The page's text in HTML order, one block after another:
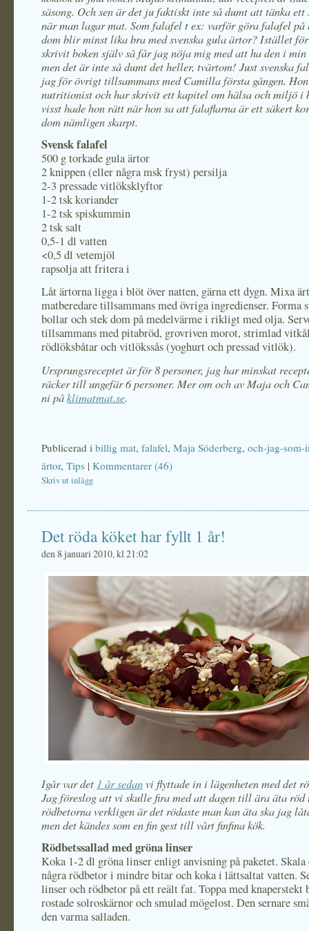
säsong. Och sen är det ju faktiskt inte så dumt att tänka ett
när man lagar mat. Som falafel t ex: varför göra falafel
dom blir minst lika bra med svenska gula ärtor? Istället
skrivit boken själv så får jag nöja mig med att ha den i
men det är inte så dumt det heller, tvärtom! Just svenska
jag för övrigt tillsammans med Camilla första gången.
nutritionist och har skrivit ett kapitel om hälsa och miljö i
visst hade hon rätt när hon sa att falaflarna är ett säkert
dom nämligen skarpt.
Svensk falafel
500 g torkade gula ärtor
2 knippen (eller några msk fryst) persilja
2-3 pressade vitlöksklyftor
1-2 tsk koriander
1-2 tsk spiskummin
2 tsk salt
0,5-1 dl vatten
<0,5 dl vetemjöl
rapsolja att fritera i
Låt ärtorna ligga i blöt över natten, gärna ett dygn. Mixa
matberedare tillsammans med övriga ingredienser. Forma
bollar och stek dom på medelvärme i rikligt med olja.
tillsammans med pitabröd, grovriven morot, strimlad
rödlöksbåtar och vitlökssås (yoghurt och pressad vitlök).
Ursprungsreceptet är för 8 personer, jag har minskat
räcker till ungefär 6 personer. Mer om och av Maja och
nipåklimatmat.se.
Publicerad i billig mat, falafel, Maja Söderberg, och-jag-som-
ärtor, Tips | Kommentarer (46)
Skriv ut inlägg
Det röda köket har fyllt 1 år!
den 8 januari 2010, kl 21:02
Igår var det 1 år sedanvi flyttade in i lägenheten med det
Jag föreslog att vi skulle fira med att dagen till ära äta röd
rödbetorna verkligen är det rödaste man kan äta ska jag
men det kändes som en fin gest till vårt finfina kök.
Rödbetssallad med gröna linser
Koka 1-2 dl gröna linser enligt anvisning på paketet. Skala
några rödbetor i mindre bitar och koka i lättsaltat vatten.
linser och rödbetor på ett reält fat. Toppa med knaperstekt
rostade solroskärnor och smulad mögelost. Den sernare
den varma salladen.